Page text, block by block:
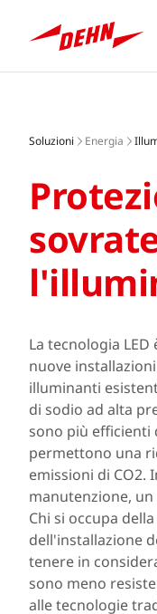
content
LOGIN /
Soluzioni Energia
La tecnologia
nuove
illuminanti
di sodio ad alta
sono più efficienti
permettono una
emissioni di CO2.
manutenzione,
Chi si occupa
dell'installazione
tenere in
sono meno
alle tecnologie